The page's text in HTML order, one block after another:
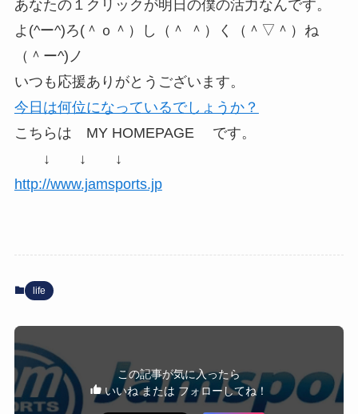
あなたの１クリックが明日の僕の活力なんです。
よ(^ー^)ろ(＾ｏ＾）し（＾ ＾）く（＾▽＾）ね
（＾ー^)ノ
いつも応援ありがとうございます。
今日は何位になっているでしょうか？
こちらは MY HOMEPAGE です。
↓ ↓ ↓
http://www.jamsports.jp
life
この記事が気に入ったら
いいね または フォローしてね！